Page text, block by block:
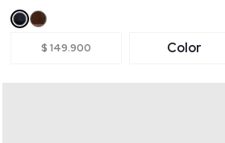
$ 149.900 Color